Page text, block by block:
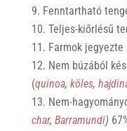
Fenntartható
Teljes-kiőrlésű
Farmok jegyezte
Nem búzából
(quinoa, köles,
Nem-
char, Barramundi)